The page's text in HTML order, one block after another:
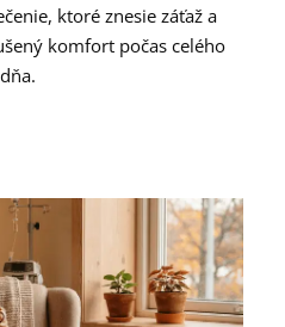
ktoré znesie záťaž a
komfort počas celého
dňa.